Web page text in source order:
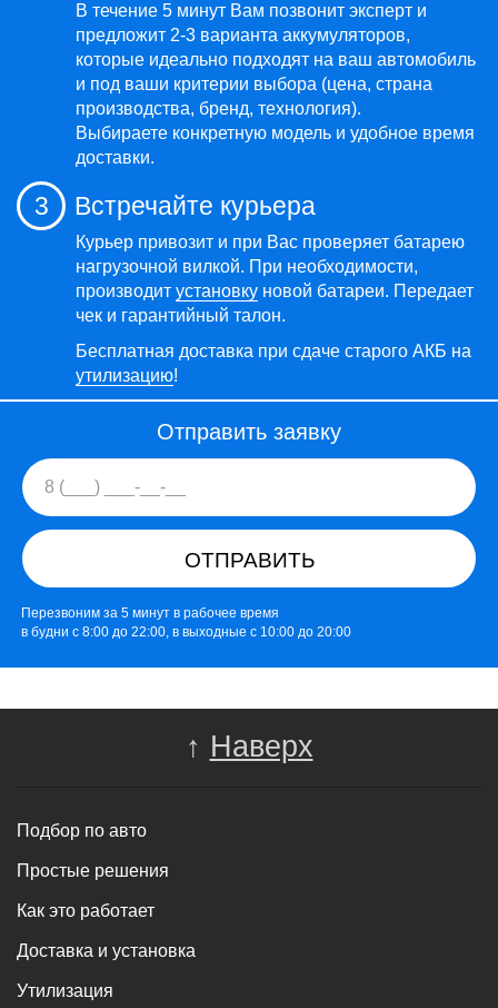
В течение 5 минут Вам позвонит эксперт и
предложит 2-3 варианта аккумуляторов,
которые идеально подходят на ваш автомобиль
и под ваши критерии выбора (цена, страна
производства, бренд, технология).
Выбираете конкретную модель и удобное время
доставки.
3 Встречайте курьера
Курьер привозит и при Вас проверяет батарею
нагрузочной вилкой. При необходимости,
производит установку новой батареи. Передает
чек и гарантийный талон.
Бесплатная доставка при сдаче старого АКБ на
утилизацию!
Отправить заявку
ОТПРАВИТЬ
Перезвоним за 5 минут в рабочее время
в будни с 8:00 до 22:00, в выходные с 10:00 до 20:00
↑ Наверх
Подбор по авто
Простые решения
Как это работает
Доставка и установка
Утилизация